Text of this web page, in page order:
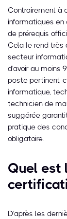
Contrairement à
informatiques en
de prérequis
Cela le rend très
secteur
d'avoir au moins
poste pertinent,
informatique,
technicien de
suggérée
pratique des
obligatoire.
Quel est
D'après les